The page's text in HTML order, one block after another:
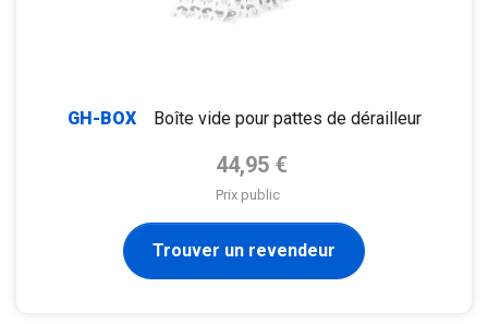
GH-BOX
Boîte vide pour pattes de dérailleur
Prix de base
44,95 €
Prix public
Trouver un revendeur